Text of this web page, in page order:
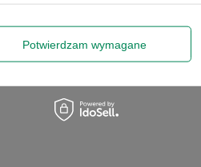
Więcej w
Potwierdzam wymagane